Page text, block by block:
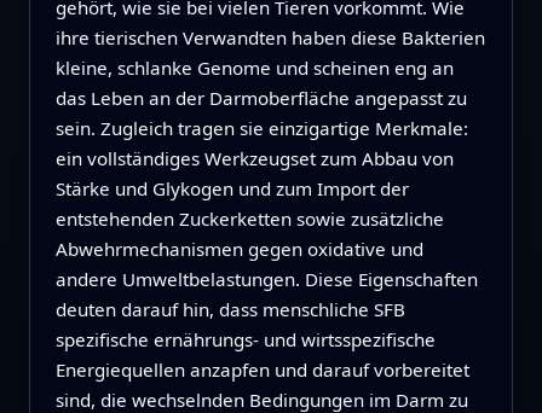
gehört, wie sie bei vielen Tieren vorkommt. Wie
ihre tierischen Verwandten haben diese Bakterien
kleine, schlanke Genome und scheinen eng an
das Leben an der Darmoberfläche angepasst zu
sein. Zugleich tragen sie einzigartige Merkmale:
ein vollständiges Werkzeugset zum Abbau von
Stärke und Glykogen und zum Import der
entstehenden Zuckerketten sowie zusätzliche
Abwehrmechanismen gegen oxidative und
andere Umweltbelastungen. Diese Eigenschaften
deuten darauf hin, dass menschliche SFB
spezifische ernährungs‑ und wirtsspezifische
Energiequellen anzapfen und darauf vorbereitet
sind, die wechselnden Bedingungen im Darm zu